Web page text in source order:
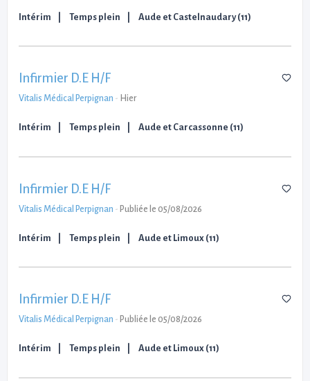
Intérim Temps plein Aude et Castelnaudary (11)
Infirmier D.E H/F
Vitalis Médical Perpignan - Hier
Intérim Temps plein Aude et Carcassonne (11)
Infirmier D.E H/F
Vitalis Médical Perpignan - Publiée le 05/08/2026
Intérim Temps plein Aude et Limoux (11)
Infirmier D.E H/F
Vitalis Médical Perpignan - Publiée le 05/08/2026
Intérim Temps plein Aude et Limoux (11)